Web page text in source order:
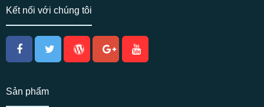
Kết nối với chúng tôi
Sản phẩm